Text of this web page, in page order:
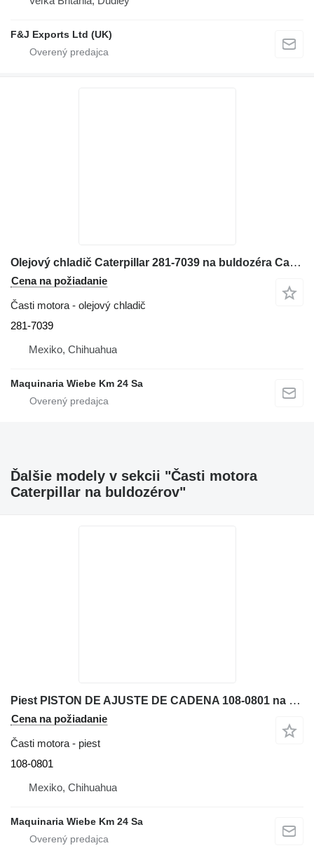
F&J Exports Ltd (UK)
Olejový chladič Caterpillar 281-7039 na buldozéra Caterpillar C6.6
Cena na požiadanie
Časti motora - olejový chladič
281-7039
Mexiko, Chihuahua
Maquinaria Wiebe Km 24 Sa
Ďalšie modely v sekcii "Časti motora
Caterpillar na buldozérov"
Piest PISTON DE AJUSTE DE CADENA 108-0801 na buldozéra Caterpillar D6N XL
Cena na požiadanie
Časti motora - piest
108-0801
Mexiko, Chihuahua
Maquinaria Wiebe Km 24 Sa